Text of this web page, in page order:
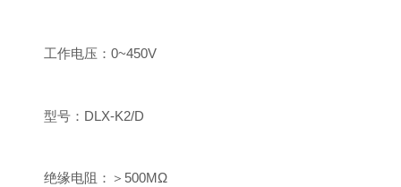
工作电压：0~450V
型号：DLX-K2/D
绝缘电阻：＞500MΩ